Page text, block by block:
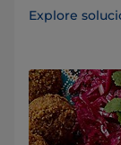
Explore